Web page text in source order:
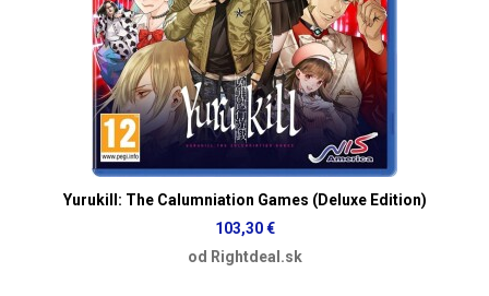
Yurukill: The Calumniation Games (Deluxe Edition)
103,30 €
od Rightdeal.sk